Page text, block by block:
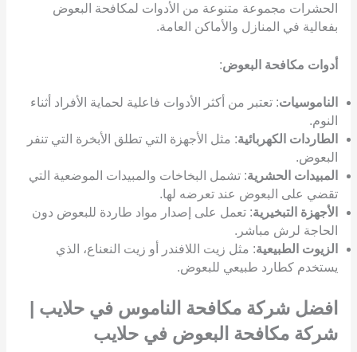
الحشرات مجموعة متنوعة من الأدوات لمكافحة البعوض
بفعالية في المنازل والأماكن العامة.
أدوات مكافحة البعوض:
الناموسيات: تعتبر من أكثر الأدوات فاعلية لحماية الأفراد أثناء
النوم.
الطاردات الكهربائية: مثل الأجهزة التي تطلق الأبخرة التي تنفر
البعوض.
المبيدات الحشرية: تشمل البخاخات والمبيدات الموضعية التي
تقضي على البعوض عند تعرضه لها.
الأجهزة التبخيرية: تعمل على إصدار مواد طاردة للبعوض دون
الحاجة لرش مباشر.
الزيوت الطبيعية: مثل زيت اللافندر أو زيت النعناع، الذي
يستخدم كطارد طبيعي للبعوض.
افضل شركة مكافحة الناموس في حلايب |
شركة مكافحة البعوض في حلايب